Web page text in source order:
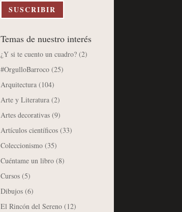
electrónico
SUSCRIBIR
Temas de nuestro interés
¿Y si te cuento un cuadro? (2)
#OrgulloBarroco (25)
Arquitectura (104)
Arte y Literatura (2)
Artes decorativas (9)
Artículos científicos (33)
Coleccionismo (35)
Cuéntame un libro (8)
Cursos (5)
Dibujos (6)
El Rincón del Sereno (12)